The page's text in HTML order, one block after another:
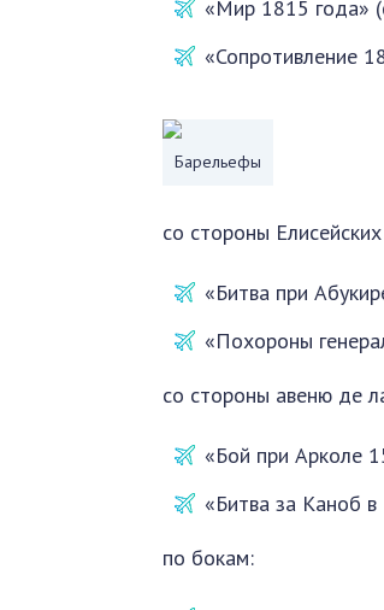
«Мир 1815 года»
«Сопротивление
Барельефы
со стороны
«Битвa при
«Похороны
со стороны авеню де
«Бой при Арколе
«Битва за Каноб
по бокам: